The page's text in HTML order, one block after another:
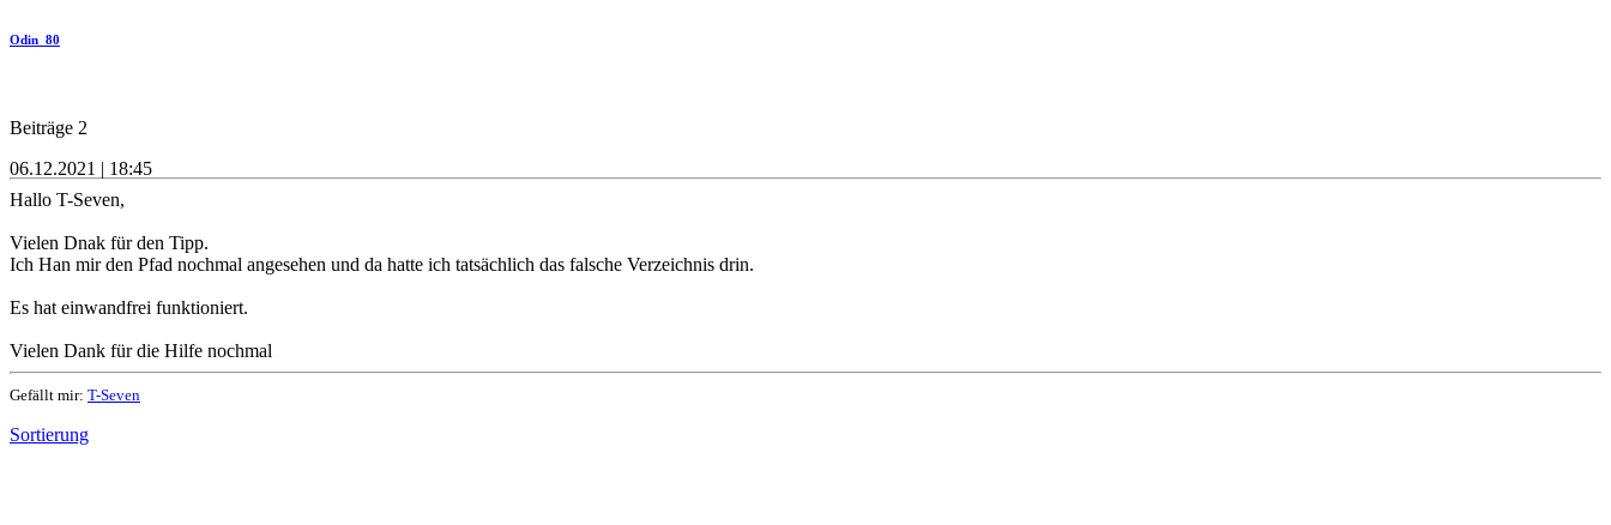
Odin_80
Beiträge 2
06.12.2021 | 18:45
Hallo T-Seven,
Vielen Dnak für den Tipp.
Ich Han mir den Pfad nochmal angesehen und da hatte ich tatsächlich das falsche Verzeichnis drin.
Es hat einwandfrei funktioniert.
Vielen Dank für die Hilfe nochmal
Gefällt mir: T-Seven
Sortierung